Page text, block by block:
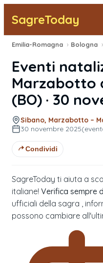
SagreToday
Segnala una sagra
Tutte le Sagre
Vicino a Me
Emilia-Romagna › Bologna ›
Eventi
Marzabotto
(BO) · 30
Sibano, Marzabotto –
30 novembre 2025
Condividi
SagreToday ti aiuta a
italiane! Verifica sempre
ufficiali della sagra ,
possono cambiare